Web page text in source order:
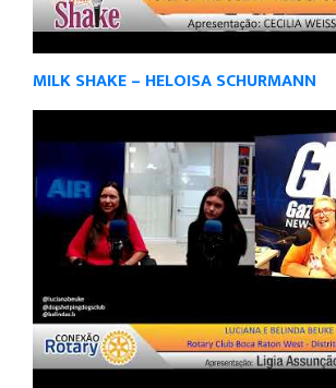
MILK SHAKE – HELOISA SCHURMANN